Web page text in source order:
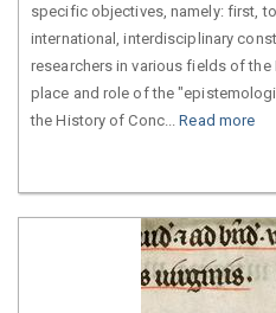
specific objectives, namely: first,
international, interdisciplinary
researchers in various fields of
place and role of the
the History of Conc...Read more